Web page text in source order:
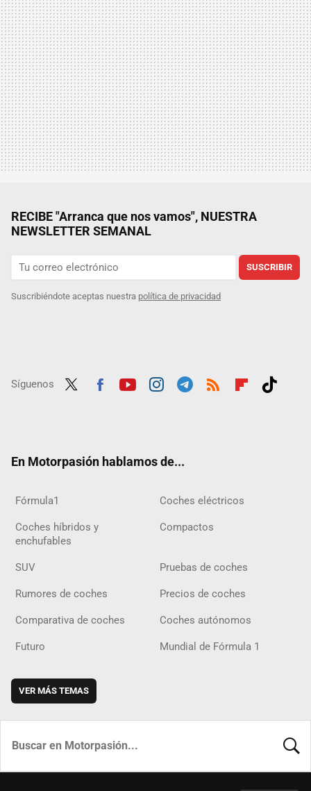
RECIBE "Arranca que nos vamos", NUESTRA
NEWSLETTER SEMANAL
SUSCRIBIR
Suscribiéndote aceptas nuestra política de privacidad
Síguenos
En Motorpasión hablamos de...
Fórmula1 Coches eléctricos
Coches híbridos y
enchufables
Compactos
SUV Pruebas de coches
Rumores de coches Precios de coches
Comparativa de coches Coches autónomos
Futuro Mundial de Fórmula 1
VER MÁS TEMAS